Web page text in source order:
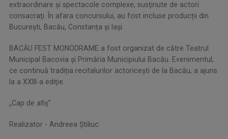
extraordinare și spectacole complexe, susţinute de actori
consacraţi. În afara concursului, au fost incluse producții din
București, Bacău, Constanța și Iași.
BACĂU FEST MONODRAME a fost organizat de către Teatrul
Municipal Bacovia şi Primăria Municipiului Bacău. Evenimentul,
ce continuă tradiția recitalurilor actoricești de la Bacău, a ajuns
la a XXIII-a ediţie.
„Cap de afiș”
Realizator - Andreea Știliuc